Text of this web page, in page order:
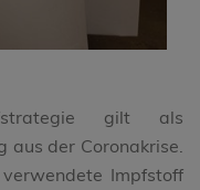
gilt als
der Coronakrise.
Impfstoff